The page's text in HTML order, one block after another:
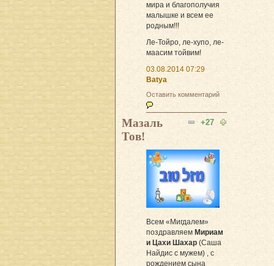
мира и благополучия
малышке и всем ее
родным!!!
Ле-Тойро, ле-хупо, ле-
маасим тойвим!
03.08.2014 07:29
Batya
Оставить комментарий
+27
Мазаль
Тов!
Всем «Мигдалем»
поздравляем Мириам
и Цахи Шахар (Саша
Найдис с мужем) , с
рождением сына